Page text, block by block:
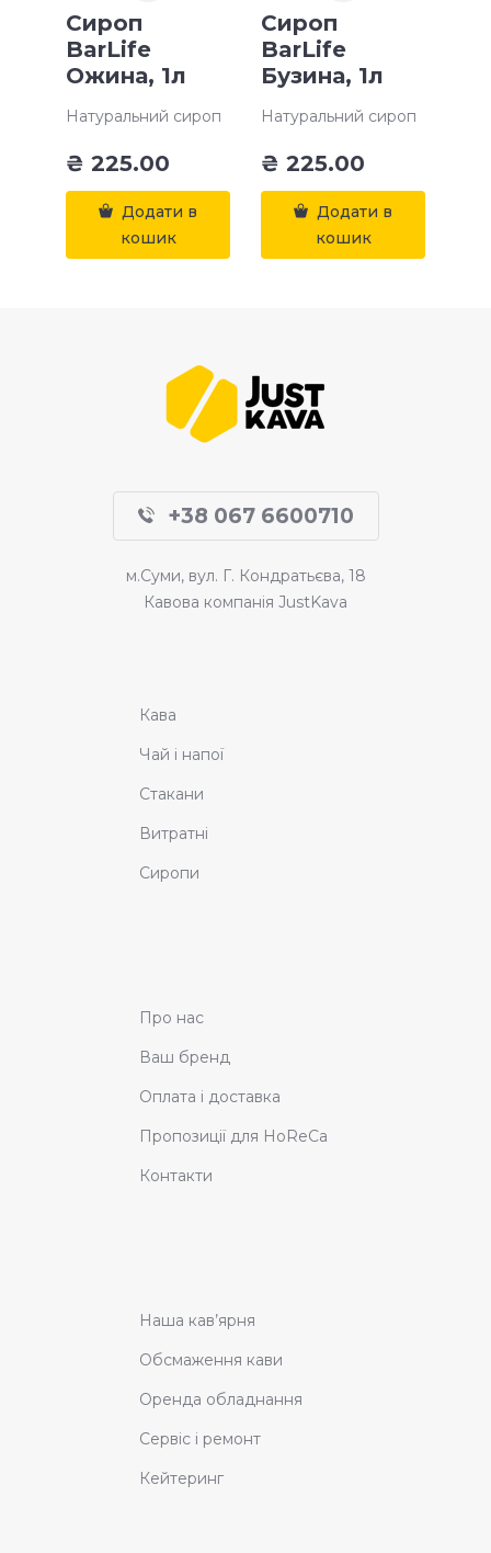
Сироп
BarLife
Ожина, 1л
Натуральний сироп
₴ 225.00
Додати в
кошик
Сироп
BarLife
Бузина, 1л
Натуральний сироп
₴ 225.00
Додати в
кошик
+38 067 6600710
м.Суми, вул. Г. Кондратьєва, 18
Кавова компанія JustKava
Кава
Чай і напої
Стакани
Витратні
Сиропи
Про нас
Ваш бренд
Оплата і доставка
Пропозиції для HoReCa
Контакти
Наша кав’ярня
Обсмаження кави
Оренда обладнання
Сервіс і ремонт
Кейтеринг